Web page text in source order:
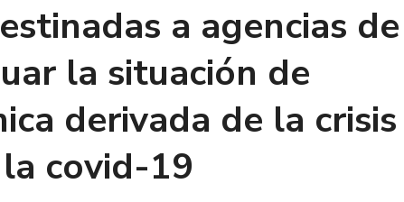
a agencias de
la situación de
derivada de la crisis
covid-19